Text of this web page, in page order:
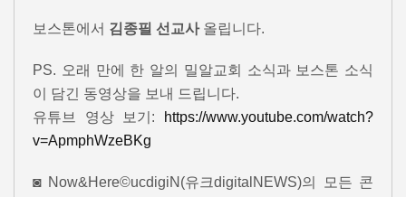
보스톤에서 김종필 선교사올립니다.
PS. 오래 만에 한 알의 밀알교회 소식과 보스톤 소식
이 담긴 동영상을 보내 드립니다.
유튜브 영상 보기:
https://www.youtube.com/watch?
v=ApmphWzeBKg
◙ Now&Here©ucdigiN(유크digitalNEWS)의 모든 콘